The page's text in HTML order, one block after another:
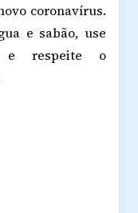
coronavírus.
e sabão, use
e respeite o